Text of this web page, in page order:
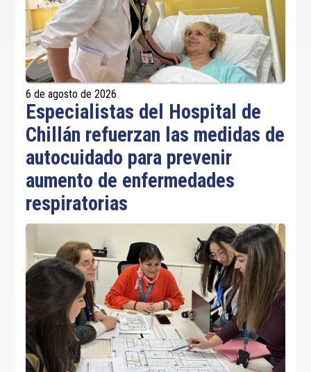
6 de agosto de 2026
Especialistas del Hospital de
Chillán refuerzan las medidas de
autocuidado para prevenir
aumento de enfermedades
respiratorias